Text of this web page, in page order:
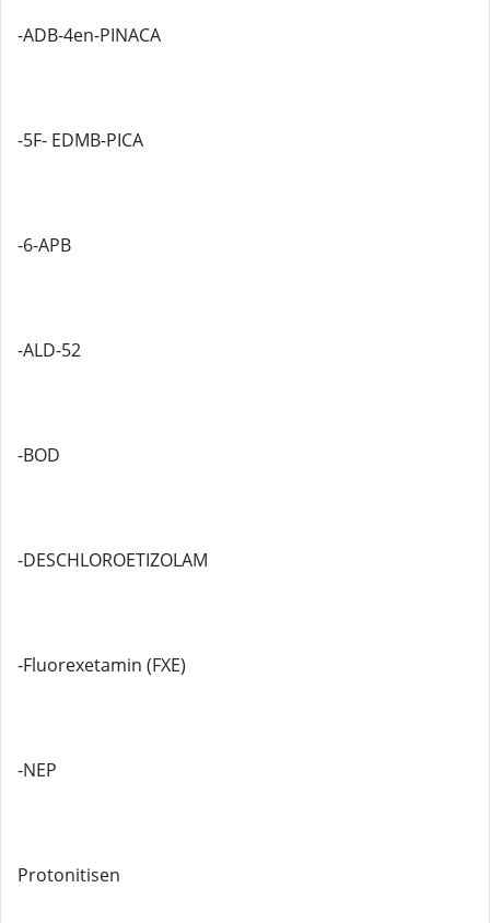
-ADB-4en-PINACA
-5F- EDMB-PICA
-6-APB
-ALD-52
-BOD
-DESCHLOROETIZOLAM
-Fluorexetamin (FXE)
-NEP
Protonitisen